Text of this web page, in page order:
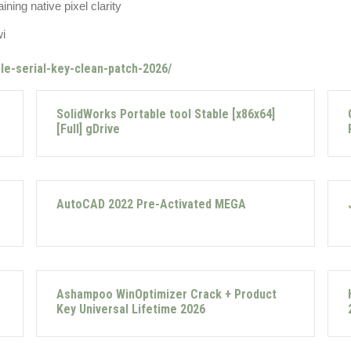
native pixel clarity
serial-key-clean-patch-2026/
SolidWorks Portable tool Stable [x86x64]
[Full] gDrive
AutoCAD 2022 Pre-Activated MEGA
Ashampoo WinOptimizer Crack + Product
Key Universal Lifetime 2026